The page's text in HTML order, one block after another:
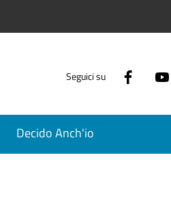
Seguici su
Decido Anch'io